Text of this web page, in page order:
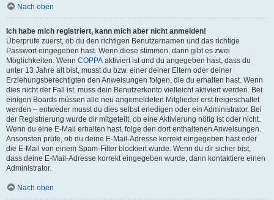
Nach oben
Ich habe mich registriert, kann mich aber nicht anmelden!
Überprüfe zuerst, ob du den richtigen Benutzernamen und das richtige
Passwort eingegeben hast. Wenn diese stimmen, dann gibt es zwei
Möglichkeiten. Wenn COPPA aktiviert ist und du angegeben hast, dass du
unter 13 Jahre alt bist, musst du bzw. einer deiner Eltern oder deiner
Erziehungsberechtigten den Anweisungen folgen, die du erhalten hast. Wenn
dies nicht der Fall ist, muss dein Benutzerkonto vielleicht aktiviert werden. Bei
einigen Boards müssen alle neu angemeldeten Mitglieder erst freigeschaltet
werden – entweder musst du dies selbst erledigen oder ein Administrator. Bei
der Registrierung wurde dir mitgeteilt, ob eine Aktivierung nötig ist oder nicht.
Wenn du eine E-Mail erhalten hast, folge den dort enthaltenen Anweisungen.
Ansonsten prüfe, ob du deine E-Mail-Adresse korrekt eingegeben hast oder
die E-Mail von einem Spam-Filter blockiert wurde. Wenn du dir sicher bist,
dass deine E-Mail-Adresse korrekt eingegeben wurde, dann kontaktiere einen
Administrator.
Nach oben